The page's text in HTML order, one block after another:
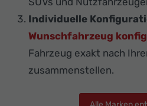
Individuelle
Wunschfahrzeug
Fahrzeug exakt nach
zusammenstellen.